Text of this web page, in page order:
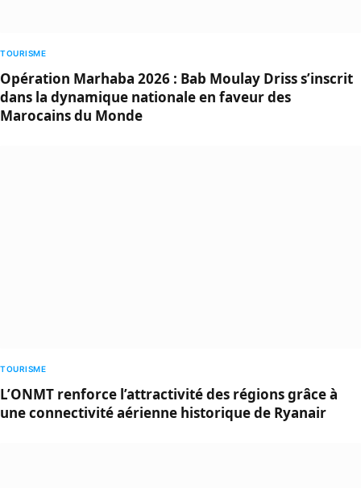
TOURISME
Opération Marhaba 2026 : Bab Moulay Driss s’inscrit
dans la dynamique nationale en faveur des
Marocains du Monde
TOURISME
L’ONMT renforce l’attractivité des régions grâce à
une connectivité aérienne historique de Ryanair